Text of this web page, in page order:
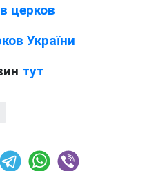
церков
України
тут